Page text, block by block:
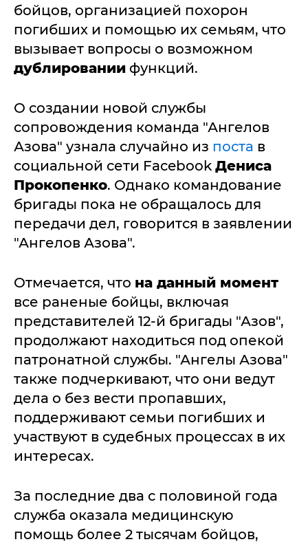
бойцов, организацией похорон
погибших и помощью их семьям, что
вызывает вопросы о возможном
дублировании функций.
О создании новой службы
сопровождения команда "Ангелов
Азова" узнала случайно из поста в
социальной сети Facebook Дениса
Прокопенко. Однако командование
бригады пока не обращалось для
передачи дел, говорится в заявлении
"Ангелов Азова".
Отмечается, что на данный момент
все раненые бойцы, включая
представителей 12-й бригады "Азов",
продолжают находиться под опекой
патронатной службы. "Ангелы Азова"
также подчеркивают, что они ведут
дела о без вести пропавших,
поддерживают семьи погибших и
участвуют в судебных процессах в их
интересах.
За последние два с половиной года
служба оказала медицинскую
помощь более 2 тысячам бойцов,